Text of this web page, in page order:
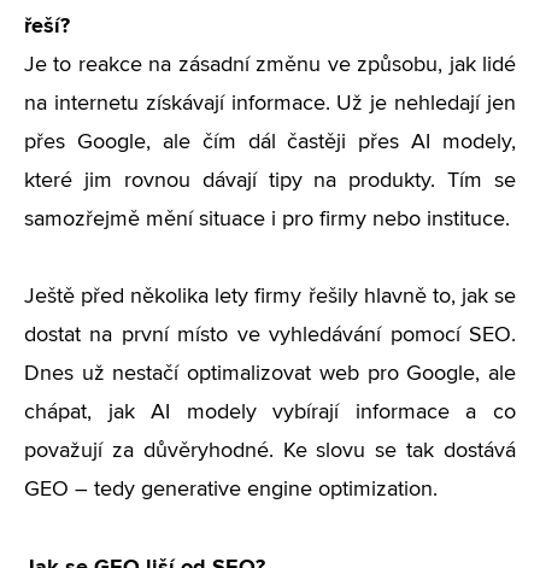
řeší?
Je to reakce na zásadní změnu ve způsobu, jak lidé
na internetu získávají informace. Už je nehledají jen
přes Google, ale čím dál častěji přes AI modely,
které jim rovnou dávají tipy na produkty. Tím se
samozřejmě mění situace i pro firmy nebo instituce.
Ještě před několika lety firmy řešily hlavně to, jak se
dostat na první místo ve vyhledávání pomocí SEO.
Dnes už nestačí optimalizovat web pro Google, ale
chápat, jak AI modely vybírají informace a co
považují za důvěryhodné. Ke slovu se tak dostává
GEO – tedy generative engine optimization.